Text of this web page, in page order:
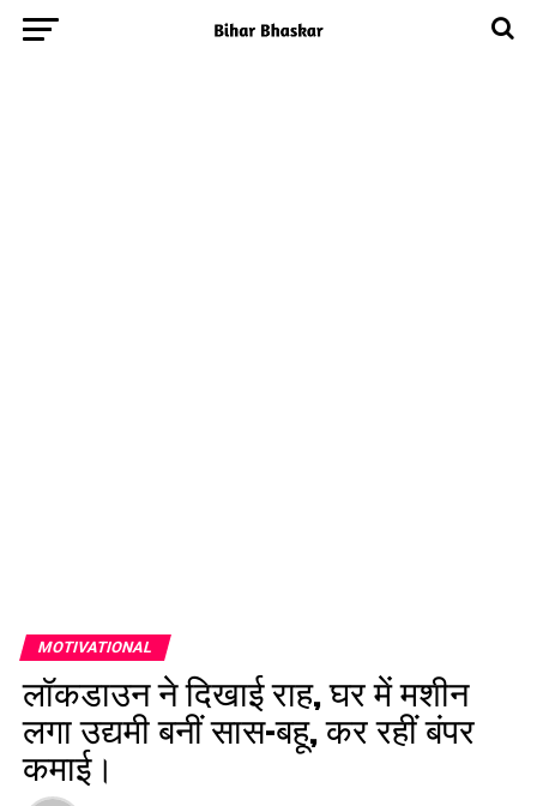
MOTIVATIONAL
लॉकडाउन ने दिखाई राह, घर में मशीन
लगा उद्यमी बनीं सास-बहू, कर रहीं बंपर
कमाई।